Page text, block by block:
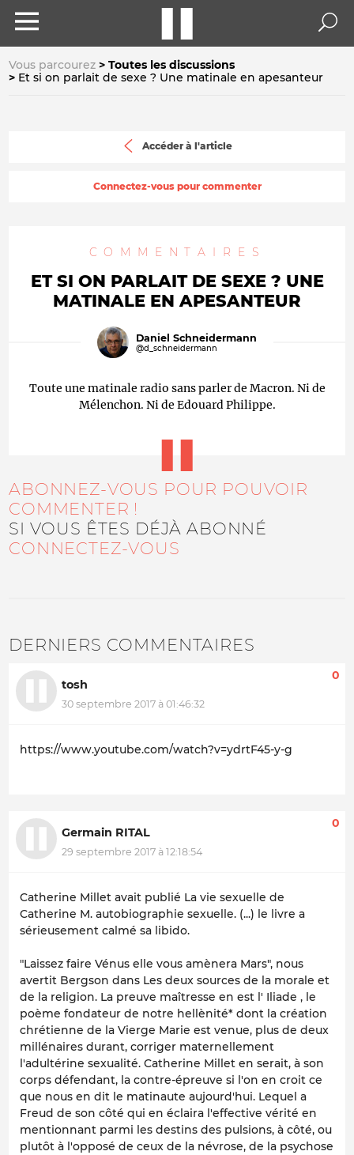
Vous parcourez
Toutes les discussions
Et si on parlait de sexe ? Une matinale en apesanteur
Accéder à l'article
Connectez-vous pour commenter
COMMENTAIRES
ET SI ON PARLAIT DE SEXE ? UNE
MATINALE EN APESANTEUR
Daniel Schneidermann
@d_schneidermann
Toute une matinale radio sans parler de Macron. Ni de
Mélenchon. Ni de Edouard Philippe.
ABONNEZ-VOUS POUR POUVOIR
COMMENTER !
SI VOUS ÊTES DÉJÀ ABONNÉ
CONNECTEZ-VOUS
DERNIERS COMMENTAIRES
tosh
30 septembre 2017 à 01:46:32
0
https://www.youtube.com/watch?v=ydrtF45-y-g
Germain RITAL
29 septembre 2017 à 12:18:54
0
Catherine Millet avait publié La vie sexuelle de
Catherine M. autobiographie sexuelle. (...) le livre a
sérieusement calmé sa libido.
"Laissez faire Vénus elle vous amènera Mars", nous
avertit Bergson dans Les deux sources de la morale et
de la religion. La preuve maîtresse en est l' Iliade , le
poème fondateur de notre hellènité* dont la création
chrétienne de la Vierge Marie est venue, plus de deux
millénaires durant, corriger maternellement
l'adultérine sexualité. Catherine Millet en serait, à son
corps défendant, la contre-épreuve si l'on en croit ce
que nous en dit le matinaute aujourd'hui. Lequel a
Freud de son côté qui en éclaira l'effective vérité en
mentionnant parmi les destins des pulsions, à côté, ou
plutôt à l'opposé de ceux de la névrose, de la psychose